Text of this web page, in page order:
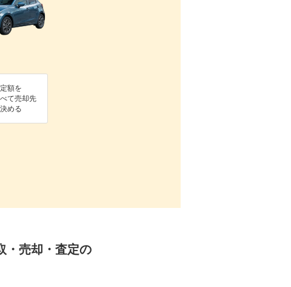
額を
て売却先
める
・売却・査定の